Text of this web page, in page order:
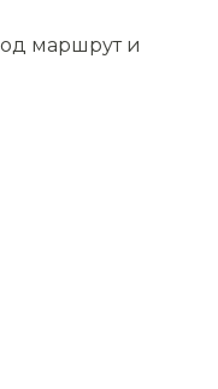
маршрут и